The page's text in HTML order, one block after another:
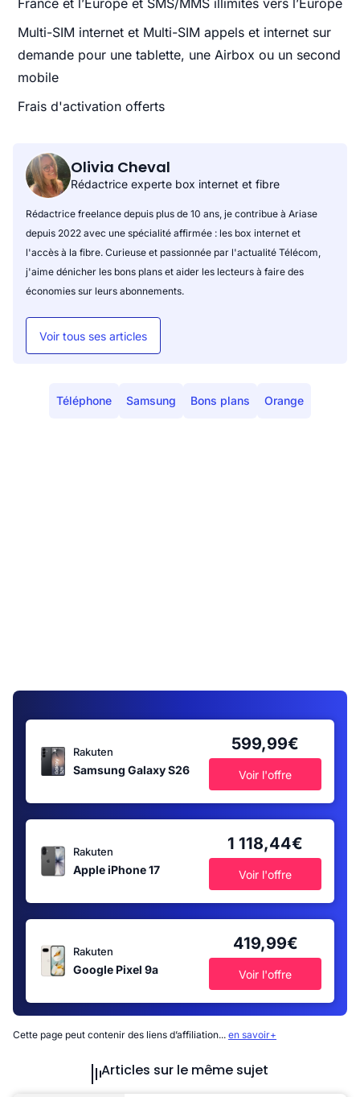
France et l’Europe et SMS/MMS illimités vers l’Europe
Multi-SIM internet et Multi-SIM appels et internet sur
demande pour une tablette, une Airbox ou un second
mobile
Frais d'activation offerts
Olivia Cheval
Rédactrice experte box internet et fibre
Rédactrice freelance depuis plus de 10 ans, je contribue à Ariase
depuis 2022 avec une spécialité affirmée : les box internet et
l'accès à la fibre. Curieuse et passionnée par l'actualité Télécom,
j'aime dénicher les bons plans et aider les lecteurs à faire des
économies sur leurs abonnements.
Voir tous ses articles
Téléphone Samsung Bons plans Orange
Rakuten
Samsung Galaxy S26
599,99€
Voir l'offre
Rakuten
Apple iPhone 17
1 118,44€
Voir l'offre
Rakuten
Google Pixel 9a
419,99€
Voir l'offre
Cette page peut contenir des liens d’affiliation... en savoir+
Articles sur le même sujet